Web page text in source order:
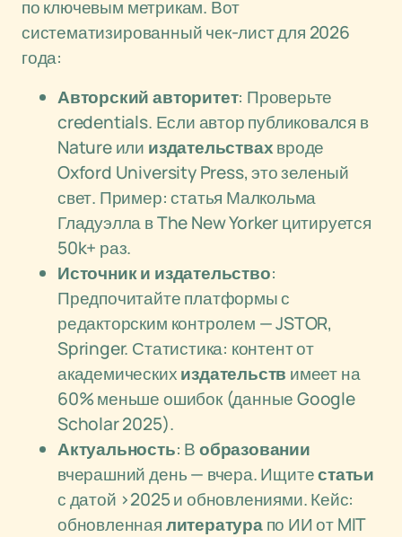
по ключевым метрикам. Вот
систематизированный чек-лист для 2026
года:
Авторский авторитет: Проверьте
credentials. Если автор публиковался в
Nature или издательствахвроде
Oxford University Press, это зеленый
свет. Пример: статья Малкольма
Гладуэлла в The New Yorker цитируется
50k+ раз.
Источник и издательство:
Предпочитайте платформы с
редакторским контролем — JSTOR,
Springer. Статистика: контент от
академическихиздательств имеет на
60% меньше ошибок (данные Google
Scholar 2025).
Актуальность: Вобразовании
вчерашний день — вчера. Ищитестатьи
с датой >2025 и обновлениями. Кейс:
обновленнаялитературапо ИИ от MIT